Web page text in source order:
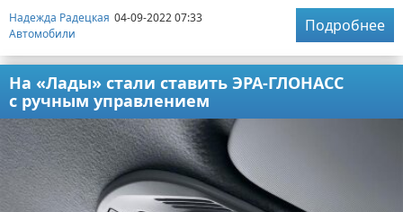
Надежда Радецкая 04-09-2022 07:33
Автомобили
Подробнее
На «Лады» стали ставить ЭРА-ГЛОНАСС
с ручным управлением